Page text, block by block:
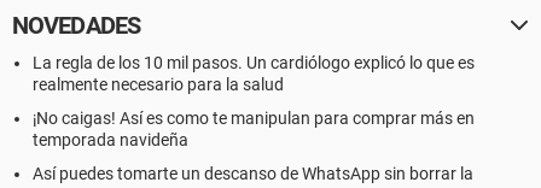
NOVEDADES
La regla de los 10 mil pasos. Un cardiólogo explicó lo que es
realmente necesario para la salud
¡No caigas! Así es como te manipulan para comprar más en
temporada navideña
Así puedes tomarte un descanso de WhatsApp sin borrar la